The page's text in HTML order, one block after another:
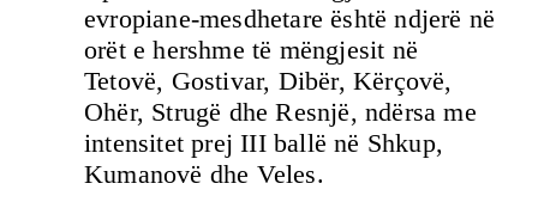
evropiane-mesdhetare është ndjerë në
orët e hershme të mëngjesit në
Tetovë, Gostivar, Dibër, Kërçovë,
Ohër, Strugë dhe Resnjë, ndërsa me
intensitet prej III ballë në Shkup,
Kumanovë dhe Veles.